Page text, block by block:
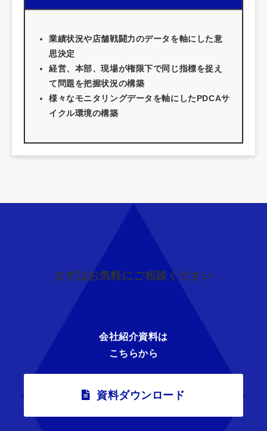
業績状況や店舗戦闘力のデータを軸にした意
思決定
経営、本部、現場が権限下で同じ指標を捉え
て問題を把握状況の構築
様々なモニタリングデータを軸にしたPDCAサ
イクル環境の構築
まずはお気軽にご相談ください
会社紹介資料は
こちらから
資料ダウンロード